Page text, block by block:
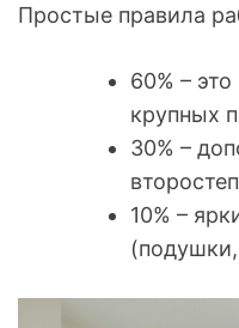
Простые правила
60% –
крупных
30% –
10% –